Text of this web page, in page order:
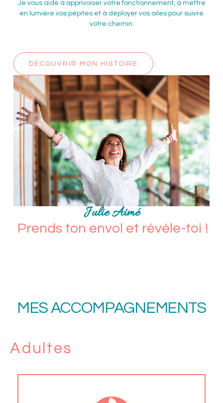
Je vous aide à apprivoiser votre fonctionnement, à mettre
en lumière vos pépites et à déployer vos ailes pour suivre
votre chemin.
DÉCOUVRIR MON HISTOIRE
Julie Aimé
Prends ton envol et révèle-toi !
MES ACCOMPAGNEMENTS
Adultes